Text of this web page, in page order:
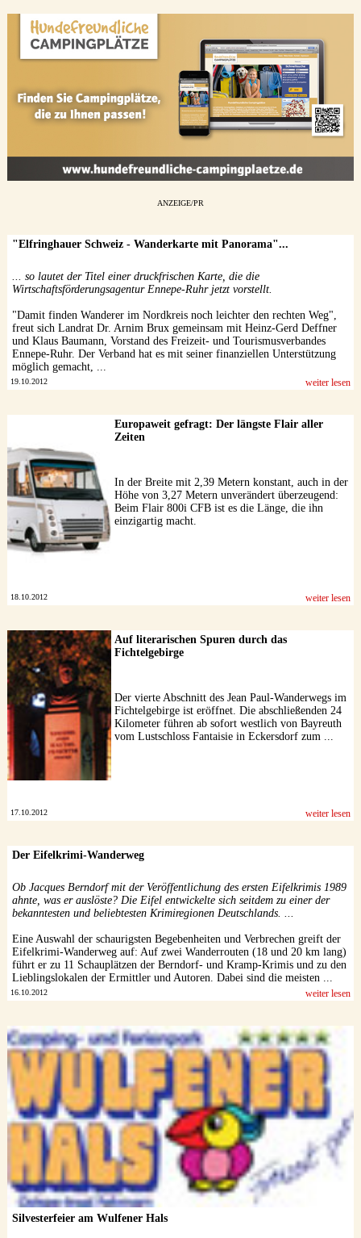
ANZEIGE/PR
"Elfringhauer Schweiz - Wanderkarte mit Panorama"...
... so lautet der Titel einer druckfrischen Karte, die die
Wirtschaftsförderungsagentur Ennepe-Ruhr jetzt vorstellt.
"Damit finden Wanderer im Nordkreis noch leichter den rechten Weg",
freut sich Landrat Dr. Arnim Brux gemeinsam mit Heinz-Gerd Deffner
und Klaus Baumann, Vorstand des Freizeit- und Tourismusverbandes
Ennepe-Ruhr. Der Verband hat es mit seiner finanziellen Unterstützung
möglich gemacht, ...
19.10.2012 weiter lesen
Europaweit gefragt: Der längste Flair aller
Zeiten
In der Breite mit 2,39 Metern konstant, auch in der
Höhe von 3,27 Metern unverändert überzeugend:
Beim Flair 800i CFB ist es die Länge, die ihn
einzigartig macht.
18.10.2012 weiter lesen
Auf literarischen Spuren durch das
Fichtelgebirge
Der vierte Abschnitt des Jean Paul-Wanderwegs im
Fichtelgebirge ist eröffnet. Die abschließenden 24
Kilometer führen ab sofort westlich von Bayreuth
vom Lustschloss Fantaisie in Eckersdorf zum ...
17.10.2012 weiter lesen
Der Eifelkrimi-Wanderweg
Ob Jacques Berndorf mit der Veröffentlichung des ersten Eifelkrimis 1989
ahnte, was er auslöste? Die Eifel entwickelte sich seitdem zu einer der
bekanntesten und beliebtesten Krimiregionen Deutschlands. ...
Eine Auswahl der schaurigsten Begebenheiten und Verbrechen greift der
Eifelkrimi-Wanderweg auf: Auf zwei Wanderrouten (18 und 20 km lang)
führt er zu 11 Schauplätzen der Berndorf- und Kramp-Krimis und zu den
Lieblingslokalen der Ermittler und Autoren. Dabei sind die meisten ...
16.10.2012 weiter lesen
Silvesterfeier am Wulfener Hals